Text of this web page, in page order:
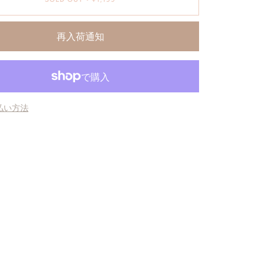
再入荷通知
い方法